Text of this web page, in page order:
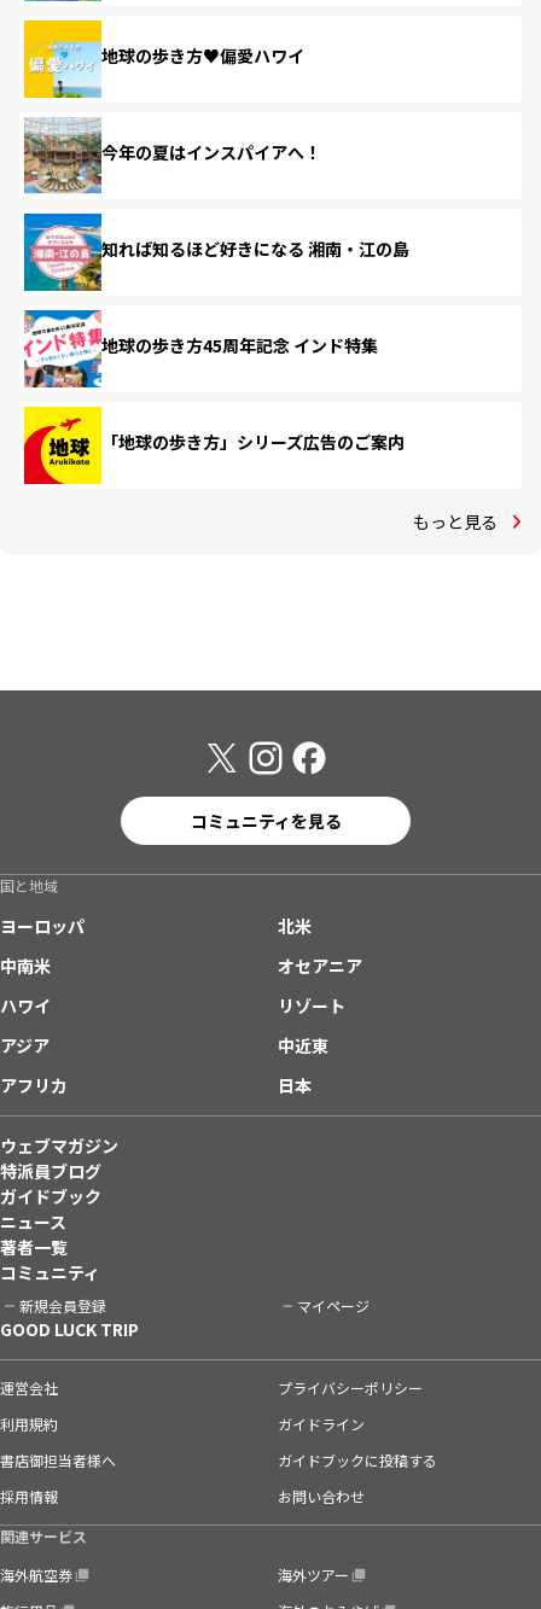
地球の歩き方♥偏愛ハワイ
今年の夏はインスパイアへ！
知れば知るほど好きになる 湘南・江の島
地球の歩き方45周年記念 インド特集
「地球の歩き方」シリーズ広告のご案内
もっと見る
コミュニティを見る
国と地域
ヨーロッパ
北米
中南米
オセアニア
ハワイ
リゾート
アジア
中近東
アフリカ
日本
ウェブマガジン
特派員ブログ
ガイドブック
ニュース
著者一覧
コミュニティ
新規会員登録 マイページ
GOOD LUCK TRIP
運営会社
プライバシーポリシー
利用規約
ガイドライン
書店御担当者様へ
ガイドブックに投稿する
採用情報
お問い合わせ
関連サービス
海外航空券
海外ツアー